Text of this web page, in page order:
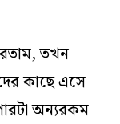
তখন
কাছে এসে
অন‌্যরকম